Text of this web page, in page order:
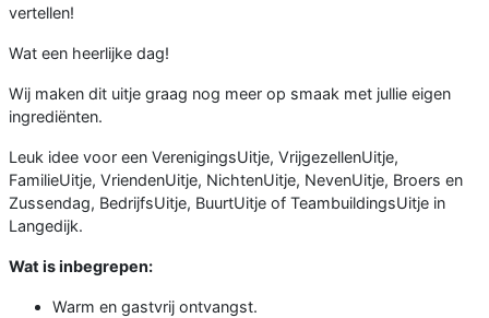
vertellen!
Wat een heerlijke dag!
Wij maken dit uitje graag nog meer op smaak met jullie eigen
ingrediënten.
Leuk idee voor een VerenigingsUitje, VrijgezellenUitje,
FamilieUitje, VriendenUitje, NichtenUitje, NevenUitje, Broers en
Zussendag, BedrijfsUitje, BuurtUitje of TeambuildingsUitje in
Langedijk.
Wat is inbegrepen:
Warm en gastvrij ontvangst.